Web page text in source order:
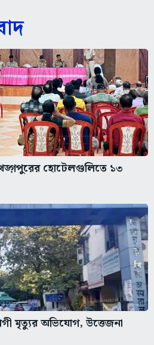
হোটেলগুলিতে ১৩
মৃত্যুর অভিযোগ, উত্তেজনা